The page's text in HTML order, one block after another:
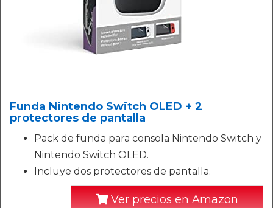
Funda Nintendo Switch OLED + 2
protectores de pantalla
Pack de funda para consola Nintendo Switch y
Nintendo Switch OLED.
Incluye dos protectores de pantalla.
Ver precios en Amazon